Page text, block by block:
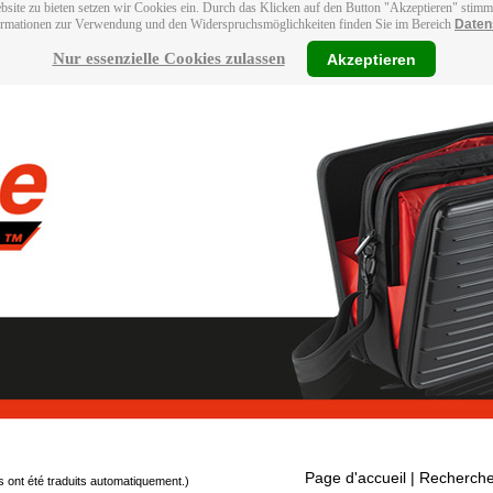
zu bieten setzen wir Cookies ein. Durch das Klicken auf den Button "Akzeptieren"
zur Verwendung und den Widerspruchsmöglichkeiten finden Sie im Bereich
Nur essenzielle Cookies zulassen Akzeptieren
été traduits automatiquement.) Page d'accueil |